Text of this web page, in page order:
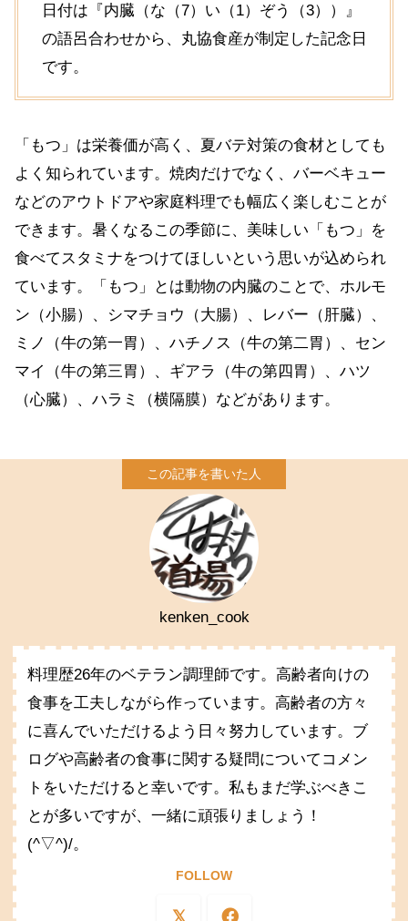
日付は『内臓（な（7）い（1）ぞう（3））』
の語呂合わせから、丸協食産が制定した記念日
です。
「もつ」は栄養価が高く、夏バテ対策の食材としても
よく知られています。焼肉だけでなく、バーベキュー
などのアウトドアや家庭料理でも幅広く楽しむことが
できます。暑くなるこの季節に、美味しい「もつ」を
食べてスタミナをつけてほしいという思いが込められ
ています。「もつ」とは動物の内臓のことで、ホルモ
ン（小腸）、シマチョウ（大腸）、レバー（肝臓）、
ミノ（牛の第一胃）、ハチノス（牛の第二胃）、セン
マイ（牛の第三胃）、ギアラ（牛の第四胃）、ハツ
（心臓）、ハラミ（横隔膜）などがあります。
kenken_cook
料理歴26年のベテラン調理師です。高齢者向けの
食事を工夫しながら作っています。高齢者の方々
に喜んでいただけるよう日々努力しています。ブ
ログや高齢者の食事に関する疑問についてコメン
トをいただけると幸いです。私もまだ学ぶべきこ
とが多いですが、一緒に頑張りましょう！
(^▽^)/。
FOLLOW